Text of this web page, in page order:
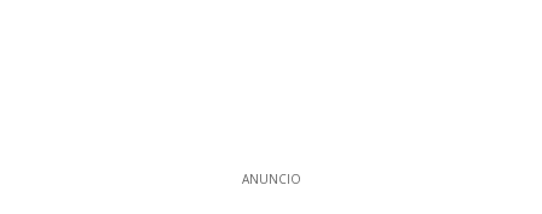
ANUNCIO